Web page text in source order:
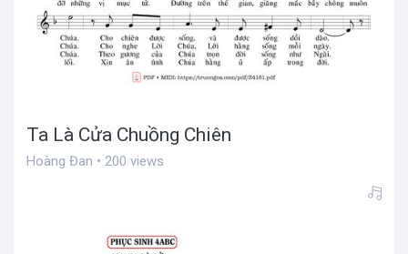
Ta Là Cửa Chuồng Chiên
Hoàng Đan • 200 views